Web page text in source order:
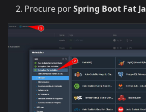
Procure porSpring Boot Fat